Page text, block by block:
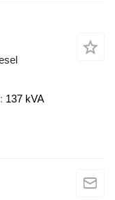
137 kVA